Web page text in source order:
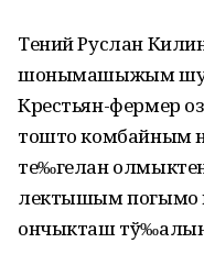
Тений Руслан
шонымашыжым
Крестьян-фермер
тошто комбайным
те‰гелан
лектышым
ончыкташ